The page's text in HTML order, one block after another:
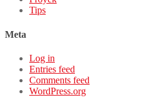
Tips
Meta
Log in
Entries feed
Comments feed
WordPress.org